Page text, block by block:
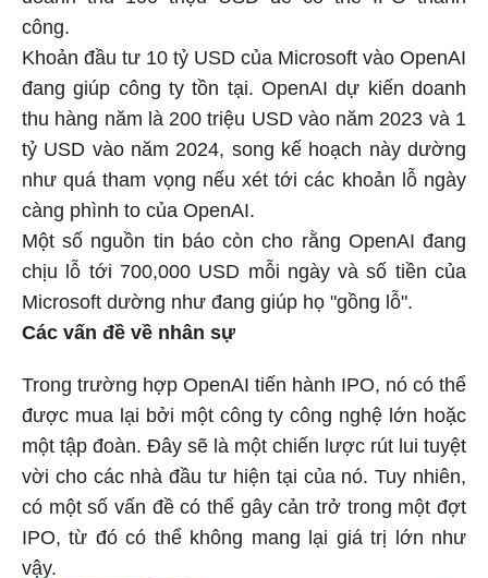
công.
Khoản đầu tư 10 tỷ USD của Microsoft vào OpenAI
đang giúp công ty tồn tại. OpenAI dự kiến doanh
thu hàng năm là 200 triệu USD vào năm 2023 và 1
tỷ USD vào năm 2024, song kế hoạch này dường
như quá tham vọng nếu xét tới các khoản lỗ ngày
càng phình to của OpenAI.
Một số nguồn tin báo còn cho rằng OpenAI đang
chịu lỗ tới 700,000 USD mỗi ngày và số tiền của
Microsoft dường như đang giúp họ "gồng lỗ".
Các vấn đề về nhân sự
Trong trường hợp OpenAI tiến hành IPO, nó có thể
được mua lại bởi một công ty công nghệ lớn hoặc
một tập đoàn. Đây sẽ là một chiến lược rút lui tuyệt
vời cho các nhà đầu tư hiện tại của nó. Tuy nhiên,
có một số vấn đề có thể gây cản trở trong một đợt
IPO, từ đó có thể không mang lại giá trị lớn như
vậy.